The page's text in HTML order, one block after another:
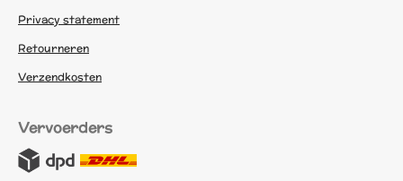
Privacy statement
Retourneren
Verzendkosten
Vervoerders